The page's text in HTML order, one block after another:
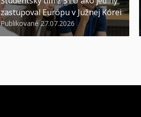
zastupoval Európu v Južnej Kórei
Publikované 27.07.2026